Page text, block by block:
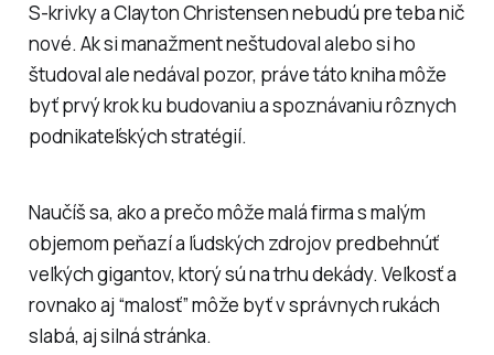
S-krivky a Clayton Christensen nebudú pre teba nič
nové. Ak si manažment neštudoval alebo si ho
študoval ale nedával pozor, práve táto kniha môže
byť prvý krok ku budovaniu a spoznávaniu rôznych
podnikateľských stratégií.
Naučíš sa, ako a prečo môže malá firma s malým
objemom peňazí a ľudských zdrojov predbehnúť
veľkých gigantov, ktorý sú na trhu dekády. Veľkosť a
rovnako aj “malosť” môže byť v správnych rukách
slabá, aj silná stránka.